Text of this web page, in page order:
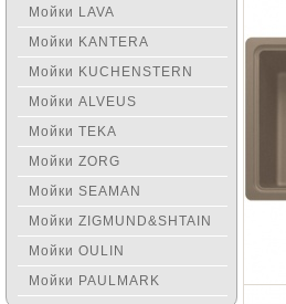
Мойки LAVA
Мойки KANTERA
Мойки KUCHENSTERN
Мойки ALVEUS
Мойки TEKA
Мойки ZORG
Мойки SEAMAN
Мойки ZIGMUND&SHTAIN
Мойки OULIN
Мойки PAULMARK